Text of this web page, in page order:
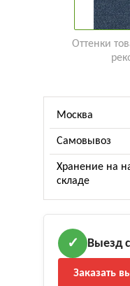
Оттенки
Москва
Самовывоз
Хранение на
складе
✓ Выезд
Заказать